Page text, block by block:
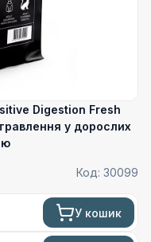
Digestion Fresh
у дорослих
Код: 30099
У кошик